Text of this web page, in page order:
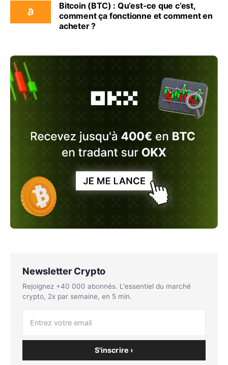
Bitcoin (BTC) : Qu’est-ce que c’est,
comment ça fonctionne et comment en
acheter ?
Newsletter Crypto
Rejoignez +40 000 abonnés. L'essentiel du marché
crypto, 2x par semaine, en 5 min.
S'inscrire ›